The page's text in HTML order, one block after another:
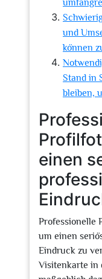
und
können
Stand in
bleiben,
einen
Professionelle
um einen
Eindruck zu
Visitenkarte in